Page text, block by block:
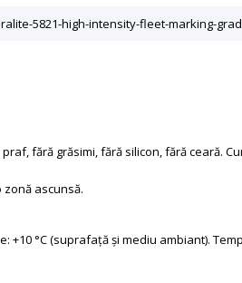
5821-high-intensity-fleet-marking-
fără grăsimi, fără silicon, fără ceară.
ascunsă.
+10 °C (suprafață și mediu ambiant).